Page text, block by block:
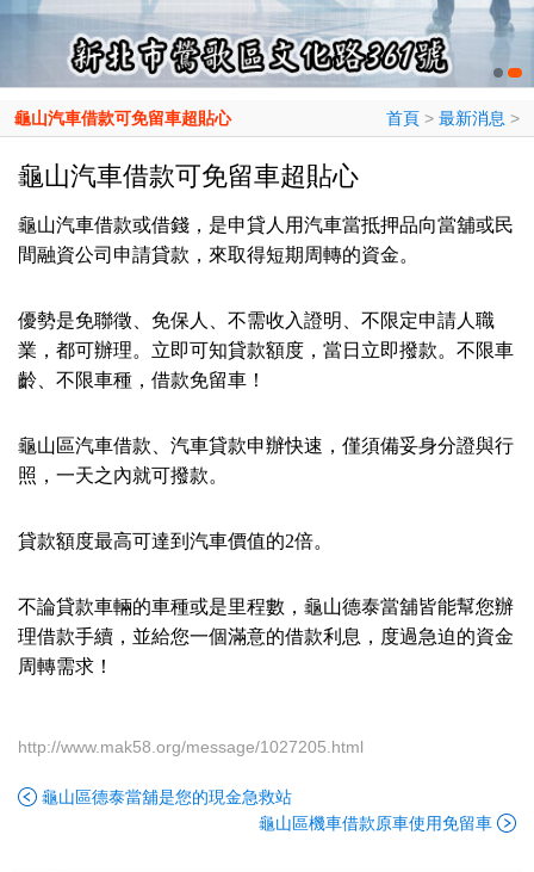
龜山汽車借款可免留車超貼心 首頁 > 最新消息 >
龜山汽車借款可免留車超貼心
龜山汽車借款或借錢，是申貸人用汽車當抵押品向當舖或民
間融資公司申請貸款，來取得短期周轉的資金。
優勢是免聯徵、免保人、不需收入證明、不限定申請人職
業，都可辦理。立即可知貸款額度，當日立即撥款。不限車
齡、不限車種，借款免留車！
龜山區汽車借款、汽車貸款申辦快速，僅須備妥身分證與行
照，一天之內就可撥款。
貸款額度最高可達到汽車價值的2倍。
不論貸款車輛的車種或是里程數，龜山德泰當舖皆能幫您辦
理借款手續，並給您一個滿意的借款利息，度過急迫的資金
周轉需求！
http://www.mak58.org/message/1027205.html
龜山區德泰當舖是您的現金急救站
龜山區機車借款原車使用免留車